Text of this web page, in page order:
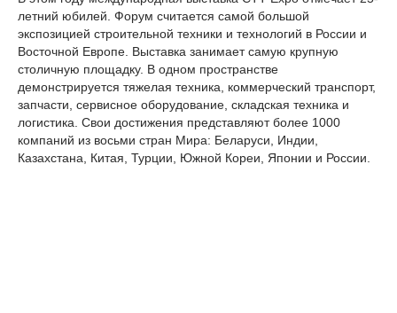
летний юбилей. Форум считается самой большой
экспозицией строительной техники и технологий в России и
Восточной Европе. Выставка занимает самую крупную
столичную площадку. В одном пространстве
демонстрируется тяжелая техника, коммерческий транспорт,
запчасти, сервисное оборудование, складская техника и
логистика. Свои достижения представляют более 1000
компаний из восьми стран Мира: Беларуси, Индии,
Казахстана, Китая, Турции, Южной Кореи, Японии и России.